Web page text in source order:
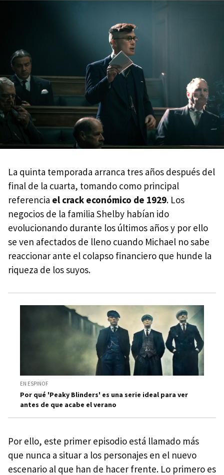
La quinta temporada arranca tres años después del
final de la cuarta, tomando como principal
referencia el crack económico de 1929. Los
negocios de la familia Shelby habían ido
evolucionando durante los últimos años y por ello
se ven afectados de lleno cuando Michael no sabe
reaccionar ante el colapso financiero que hunde la
riqueza de los suyos.
EN ESPINOF
Por qué 'Peaky Blinders' es una serie ideal para ver
antes de que acabe el verano
Por ello, este primer episodio está llamado más
que nunca a situar a los personajes en el nuevo
escenario al que han de hacer frente. Lo primero es